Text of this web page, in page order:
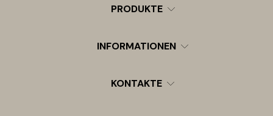
PRODUKTE
INFORMATIONEN
KONTAKTE